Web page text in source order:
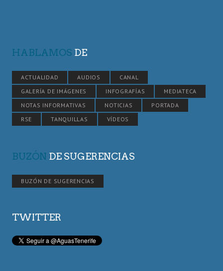
HABLAMOS DE
ACTUALIDAD AUDIOS
CANAL
GALERÍA DE IMÁGENES
INFOGRAFÍAS
MEDIATECA
NOTAS INFORMATIVAS
NOTICIAS
PORTADA
RSE
TANQUILLAS VÍDEOS
BUZÓN DE SUGERENCIAS
BUZÓN DE SUGERENCIAS
TWITTER